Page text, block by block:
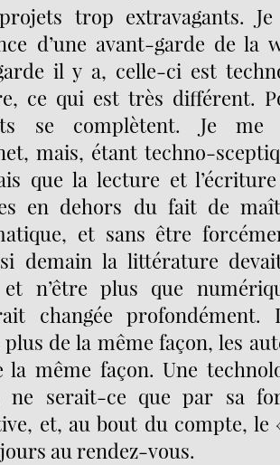
trop extravagants.
d’une avant-garde de la
il y a, celle-ci est
ce qui est très différent.
se complètent. Je me
mais, étant techno-
que la lecture et
en dehors du fait de
et sans être
demain la littérature
n’être plus que
changée profondément.
de la même façon, les
la même façon. Une
ne serait-ce que par sa
et, au bout du compte, le
au rendez-vous.